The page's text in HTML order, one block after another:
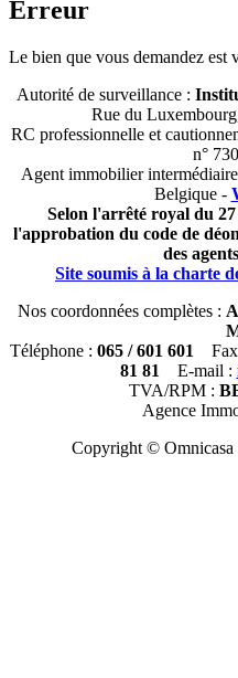
Erreur
Le bien que vous demandez est
Autorité de surveillance :
Rue du
RC professionnelle et
n°
Agent immobilier
Belgique -
Selon l'arrêté royal du
l'approbation du code de
des
Site soumis à la charte
Nos coordonnées complètes :
Téléphone : 065 / 601 601
81 81 E-mail :
TVA/RPM :
Agence
Copyright © Omnicasa